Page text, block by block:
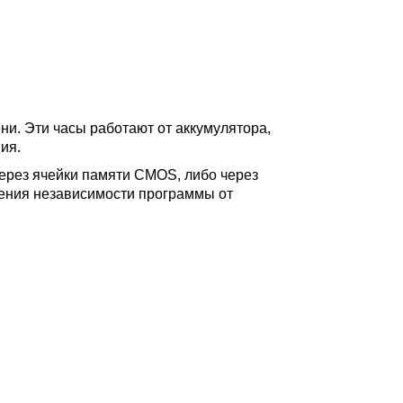
Эти часы работают от аккумулятора,
ячейки памяти CMOS, либо через
независимости программы от